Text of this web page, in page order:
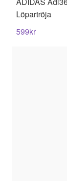
Löpartröja
599kr